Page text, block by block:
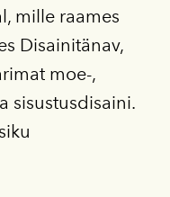
mille raames
Disainitänav,
moe-,
sisustusdisaini.